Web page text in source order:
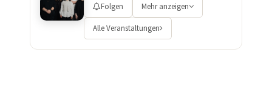
Folgen Mehr anzeigen
Alle Veranstaltungen